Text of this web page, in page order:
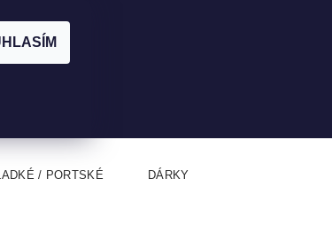
/ PORTSKÉ DÁRKY